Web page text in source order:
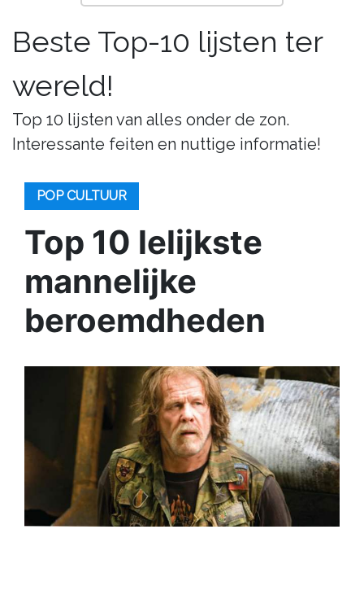
Beste Top-10 lijsten ter
wereld!
Top 10 lijsten van alles onder de zon.
Interessante feiten en nuttige informatie!
POP CULTUUR
Top 10 lelijkste
mannelijke
beroemdheden